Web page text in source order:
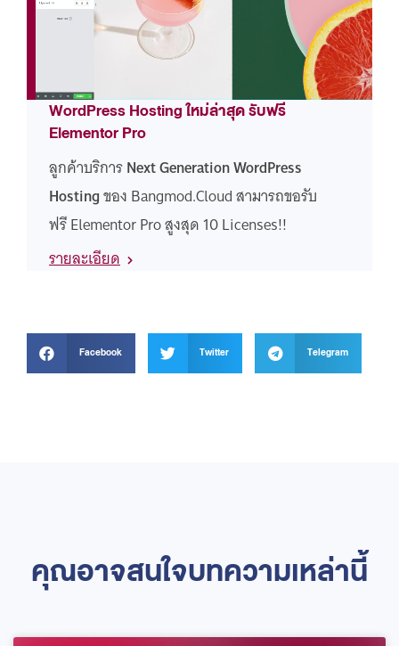
WordPress Hosting ใหม่ล่าสุด รับฟรี
Elementor Pro
ลูกค้าบริการNext Generation WordPress
Hostingของ Bangmod.Cloud สามารถขอรับ
ฟรี Elementor Pro สูงสุด 10 Licenses!!
รายละเอียด
Facebook Twitter Telegram
คุณอาจสนใจบทความเหล่านี้